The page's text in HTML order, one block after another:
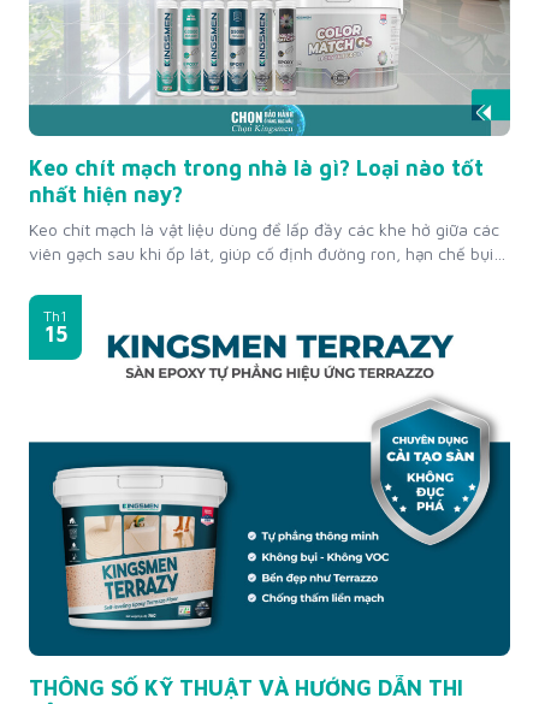
Keo chít mạch trong nhà là gì? Loại nào tốt
nhất hiện nay?
Keo chít mạch là vật liệu dùng để lấp đầy các khe hở giữa các
viên gạch sau khi ốp lát, giúp cố định đường ron, hạn chế bụi
mặt sàn và tường. Đối với không gian nội thất, việc lựa chọn
keo...
Th1
15
THÔNG SỐ KỸ THUẬT VÀ HƯỚNG DẪN THI